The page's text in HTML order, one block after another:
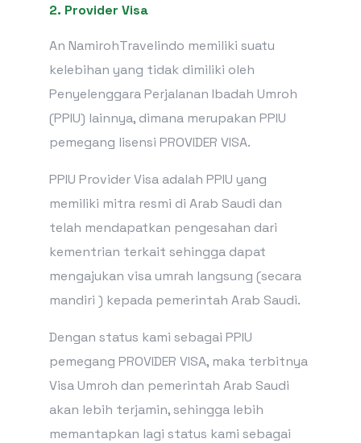
2. Provider Visa
An NamirohTravelindo memiliki suatu
kelebihan yang tidak dimiliki oleh
Penyelenggara Perjalanan Ibadah Umroh
(PPIU) lainnya, dimana merupakan PPIU
pemegang lisensi PROVIDER VISA.
PPIU Provider Visa adalah PPIU yang
memiliki mitra resmi di Arab Saudi dan
telah mendapatkan pengesahan dari
kementrian terkait sehingga dapat
mengajukan visa umrah langsung (secara
mandiri ) kepada pemerintah Arab Saudi.
Dengan status kami sebagai PPIU
pemegang PROVIDER VISA, maka terbitnya
Visa Umroh dan pemerintah Arab Saudi
akan lebih terjamin, sehingga lebih
memantapkan lagi status kami sebagai